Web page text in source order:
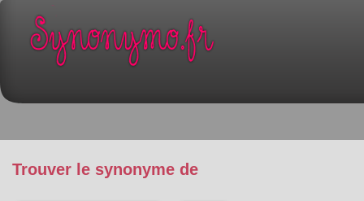
Trouver le synonyme de